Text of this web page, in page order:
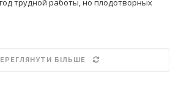
трудной работы, но плодотворных
БІЛЬШЕ